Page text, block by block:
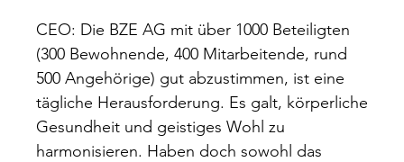
CEO: Die BZE AG mit über 1000 Beteiligten
(300 Bewohnende, 400 Mitarbeitende, rund
500 Angehörige) gut abzustimmen, ist eine
tägliche Herausforderung. Es galt, körperliche
Gesundheit und geistiges Wohl zu
harmonisieren. Haben doch sowohl das